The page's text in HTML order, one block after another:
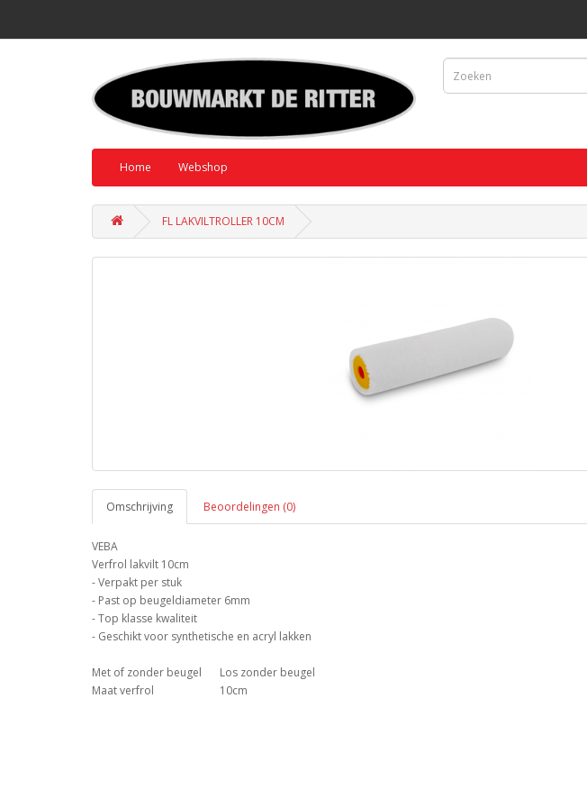
Home Webshop
FL LAKVILTROLLER 10CM
Omschrijving Beoordelingen (0)
VEBA
Verfrol lakvilt 10cm
- Verpakt per stuk
- Past op beugeldiameter 6mm
- Top klasse kwaliteit
- Geschikt voor synthetische en acryl lakken
Met of zonder beugel
Los zonder beugel
Maat verfrol
10cm